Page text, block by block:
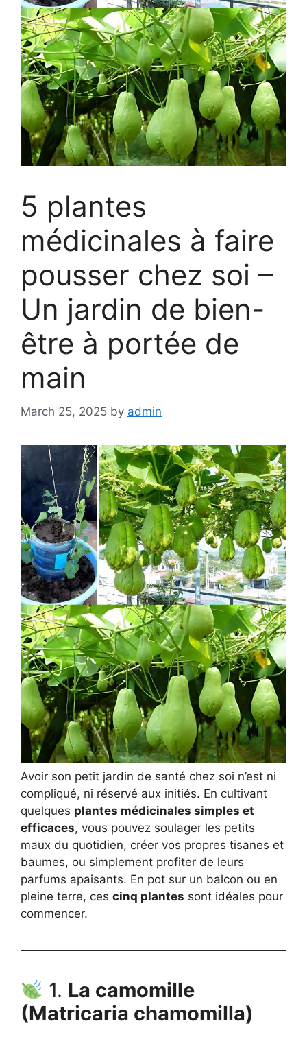
5 plantes
médicinales à faire
pousser chez soi –
Un jardin de bien-
être à portée de
main
March 25, 2025 by admin
Avoir son petit jardin de santé chez soi n’est ni
compliqué, ni réservé aux initiés. En cultivant
quelques plantes médicinales simples et
efficaces, vous pouvez soulager les petits
maux du quotidien, créer vos propres tisanes et
baumes, ou simplement profiter de leurs
parfums apaisants. En pot sur un balcon ou en
pleine terre, ces cinq plantes sont idéales pour
commencer.
1. La camomille
(Matricaria chamomilla)